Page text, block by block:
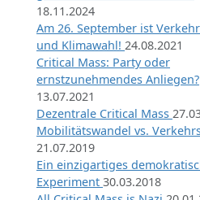
18.11.2024
Am 26. September ist
und Klimawahl! 24.08.2021
Critical Mass: Party oder
ernstzunehmendes Anliegen?
13.07.2021
Dezentrale Critical Mass
Mobilitätswandel vs.
21.07.2019
Ein einzigartiges
Experiment 30.03.2018